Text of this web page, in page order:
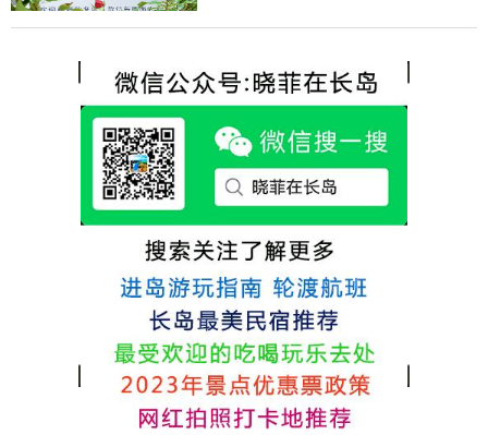
各不相同，可以根据自己的喜好选择。非常
热情，能根据我提出的需求来安排房间，这
点很好。
选择津岸民宿，实际体验客房很干净，饭菜
很好，每顿饭也不重样的，海鲜确实是非常
的新鲜呢，另外值得一提的是，他家的海菜
包子非常好吃。 其实长岛可选的酒店、民宿
各不相同，可以根据自己的喜好选择。非常
推荐津岸民宿，关键是老板娘晓菲很细心、
热情，能根据我提出的需求来安排房间，这
点很好。